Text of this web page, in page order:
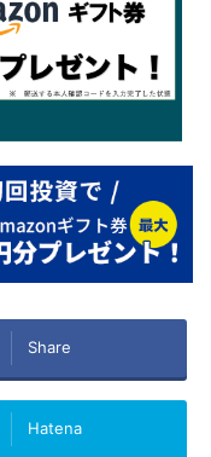
Share
Hatena